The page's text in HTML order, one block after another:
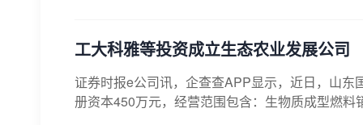
工大科雅等投资成立生态农业发展公司
证券时报e公司讯，企查查APP显示，近日，山
册资本450万元，经营范围包含：生物质成型燃